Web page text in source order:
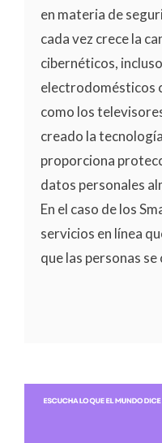
en materia de
cada vez crece la
cibernéticos,
electrodomésticos
como los
creado la
proporciona
datos personales
En el caso de los
servicios en línea
que las personas se